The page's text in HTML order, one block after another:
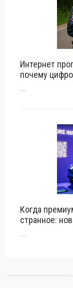
Интернет
почему
...
Когда
странное:
...